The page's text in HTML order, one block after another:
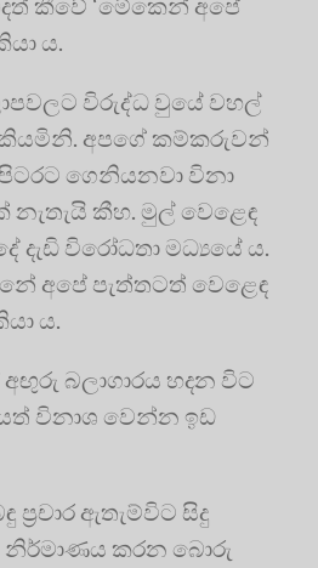
ය.
විරුද්ධ වුයේ වහල්
කියමිනි. අපගේ කම්කරුවන්
ගෙනියනවා විනා
නැතැයි කීහ. මුල් වෙළෙඳ
දැඩි විරෝධතා මධ්‍යයේ ය.
අපේ පැත්තටත් වෙළෙඳ
ය.
බලාගාරය හදන විට
විනාශ වෙන්න ඉඩ
ප්‍රචාර ඇතැම්විට සිදු
නිර්මාණය කරන බොරු